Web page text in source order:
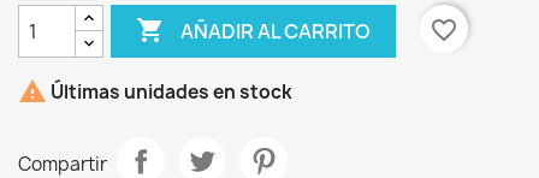
 AÑADIR AL CARRITO favorite_border
 Últimas unidades en stock
Compartir